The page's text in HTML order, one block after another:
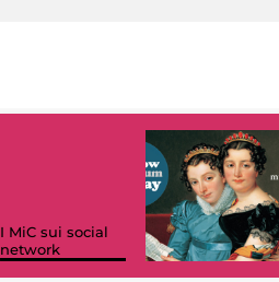
I MiC sui social
network